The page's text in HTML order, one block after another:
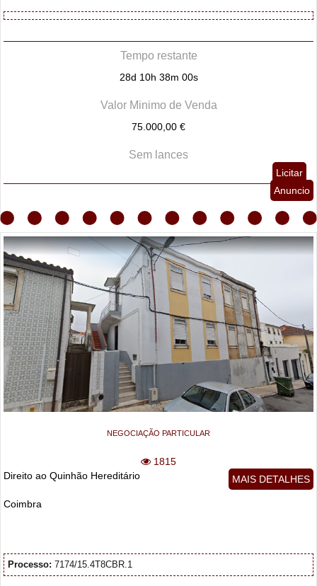
Tempo restante
28d 10h 38m 00s
Valor Minimo de Venda
75.000,00 €
Sem lances
Licitar
Anuncio
NEGOCIAÇÃO PARTICULAR
1815
MAIS DETALHES
Direito ao Quinhão Hereditário
Coimbra
Processo: 7174/15.4T8CBR.1